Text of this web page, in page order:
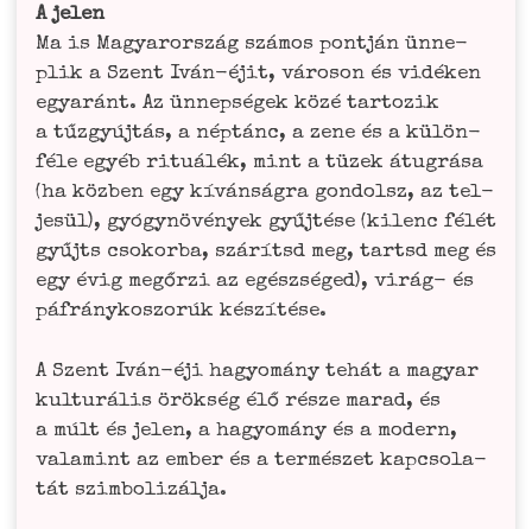
A jelen
Ma is Magyar­or­szág szá­mos pontján ünne­
plik a Szent Iván-éjit, váro­son és vidé­ken
egyaránt. Az ünnep­ségek közé tarto­zik
a tűz­gyúj­tás, a nép­tánc, a zene és a külön­
fé­le egyéb rituá­lék, mint a tüzek átu­grá­sa
(ha köz­ben egy kívánsá­gra gon­dolsz, az tel­
je­sül), gyó­gynö­vé­ny­ek gyűj­té­se (kilenc félét
gyűjts cso­korba, szá­rítsd meg, tartsd meg és
egy évig megőr­zi az egé­s­zsé­ged), virág- és
páfrá­ny­kos­zorúk készítése.
A Szent Iván-éji hagyomá­ny tehát a magyar
kul­turá­lis örök­ség élő rés­ze marad, és
a múlt és jelen, a hagyomá­ny és a modern,
vala­mi­nt az ember és a ter­més­zet kapc­so­la­
tát szimbolizálja.